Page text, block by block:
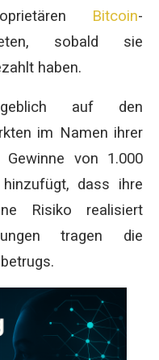
Bitcoin-
sobald sie
haben.
auf den
im Namen ihrer
von 1.000
dass ihre
Risiko realisiert
tragen die